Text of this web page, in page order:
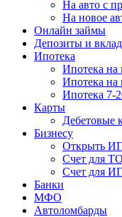
На авто с
На новое
Онлайн займы
Депозиты и
Ипотека
Ипотека на
Ипотека на
Ипотека 7-
Карты
Дебетовые
Бизнесу
Открыть
Cчет для
Счет для
Банки
МФО
Автоломбарды